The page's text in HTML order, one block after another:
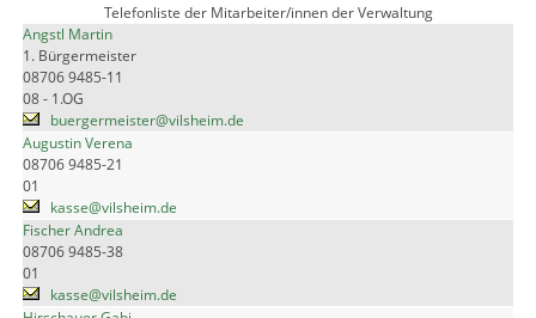
Telefonliste der Mitarbeiter/innen der Verwaltung
Angstl Martin
1. Bürgermeister
08706 9485-11
08 - 1.OG
buergermeister@vilsheim.de
Augustin Verena
08706 9485-21
01
kasse@vilsheim.de
Fischer Andrea
08706 9485-38
01
kasse@vilsheim.de